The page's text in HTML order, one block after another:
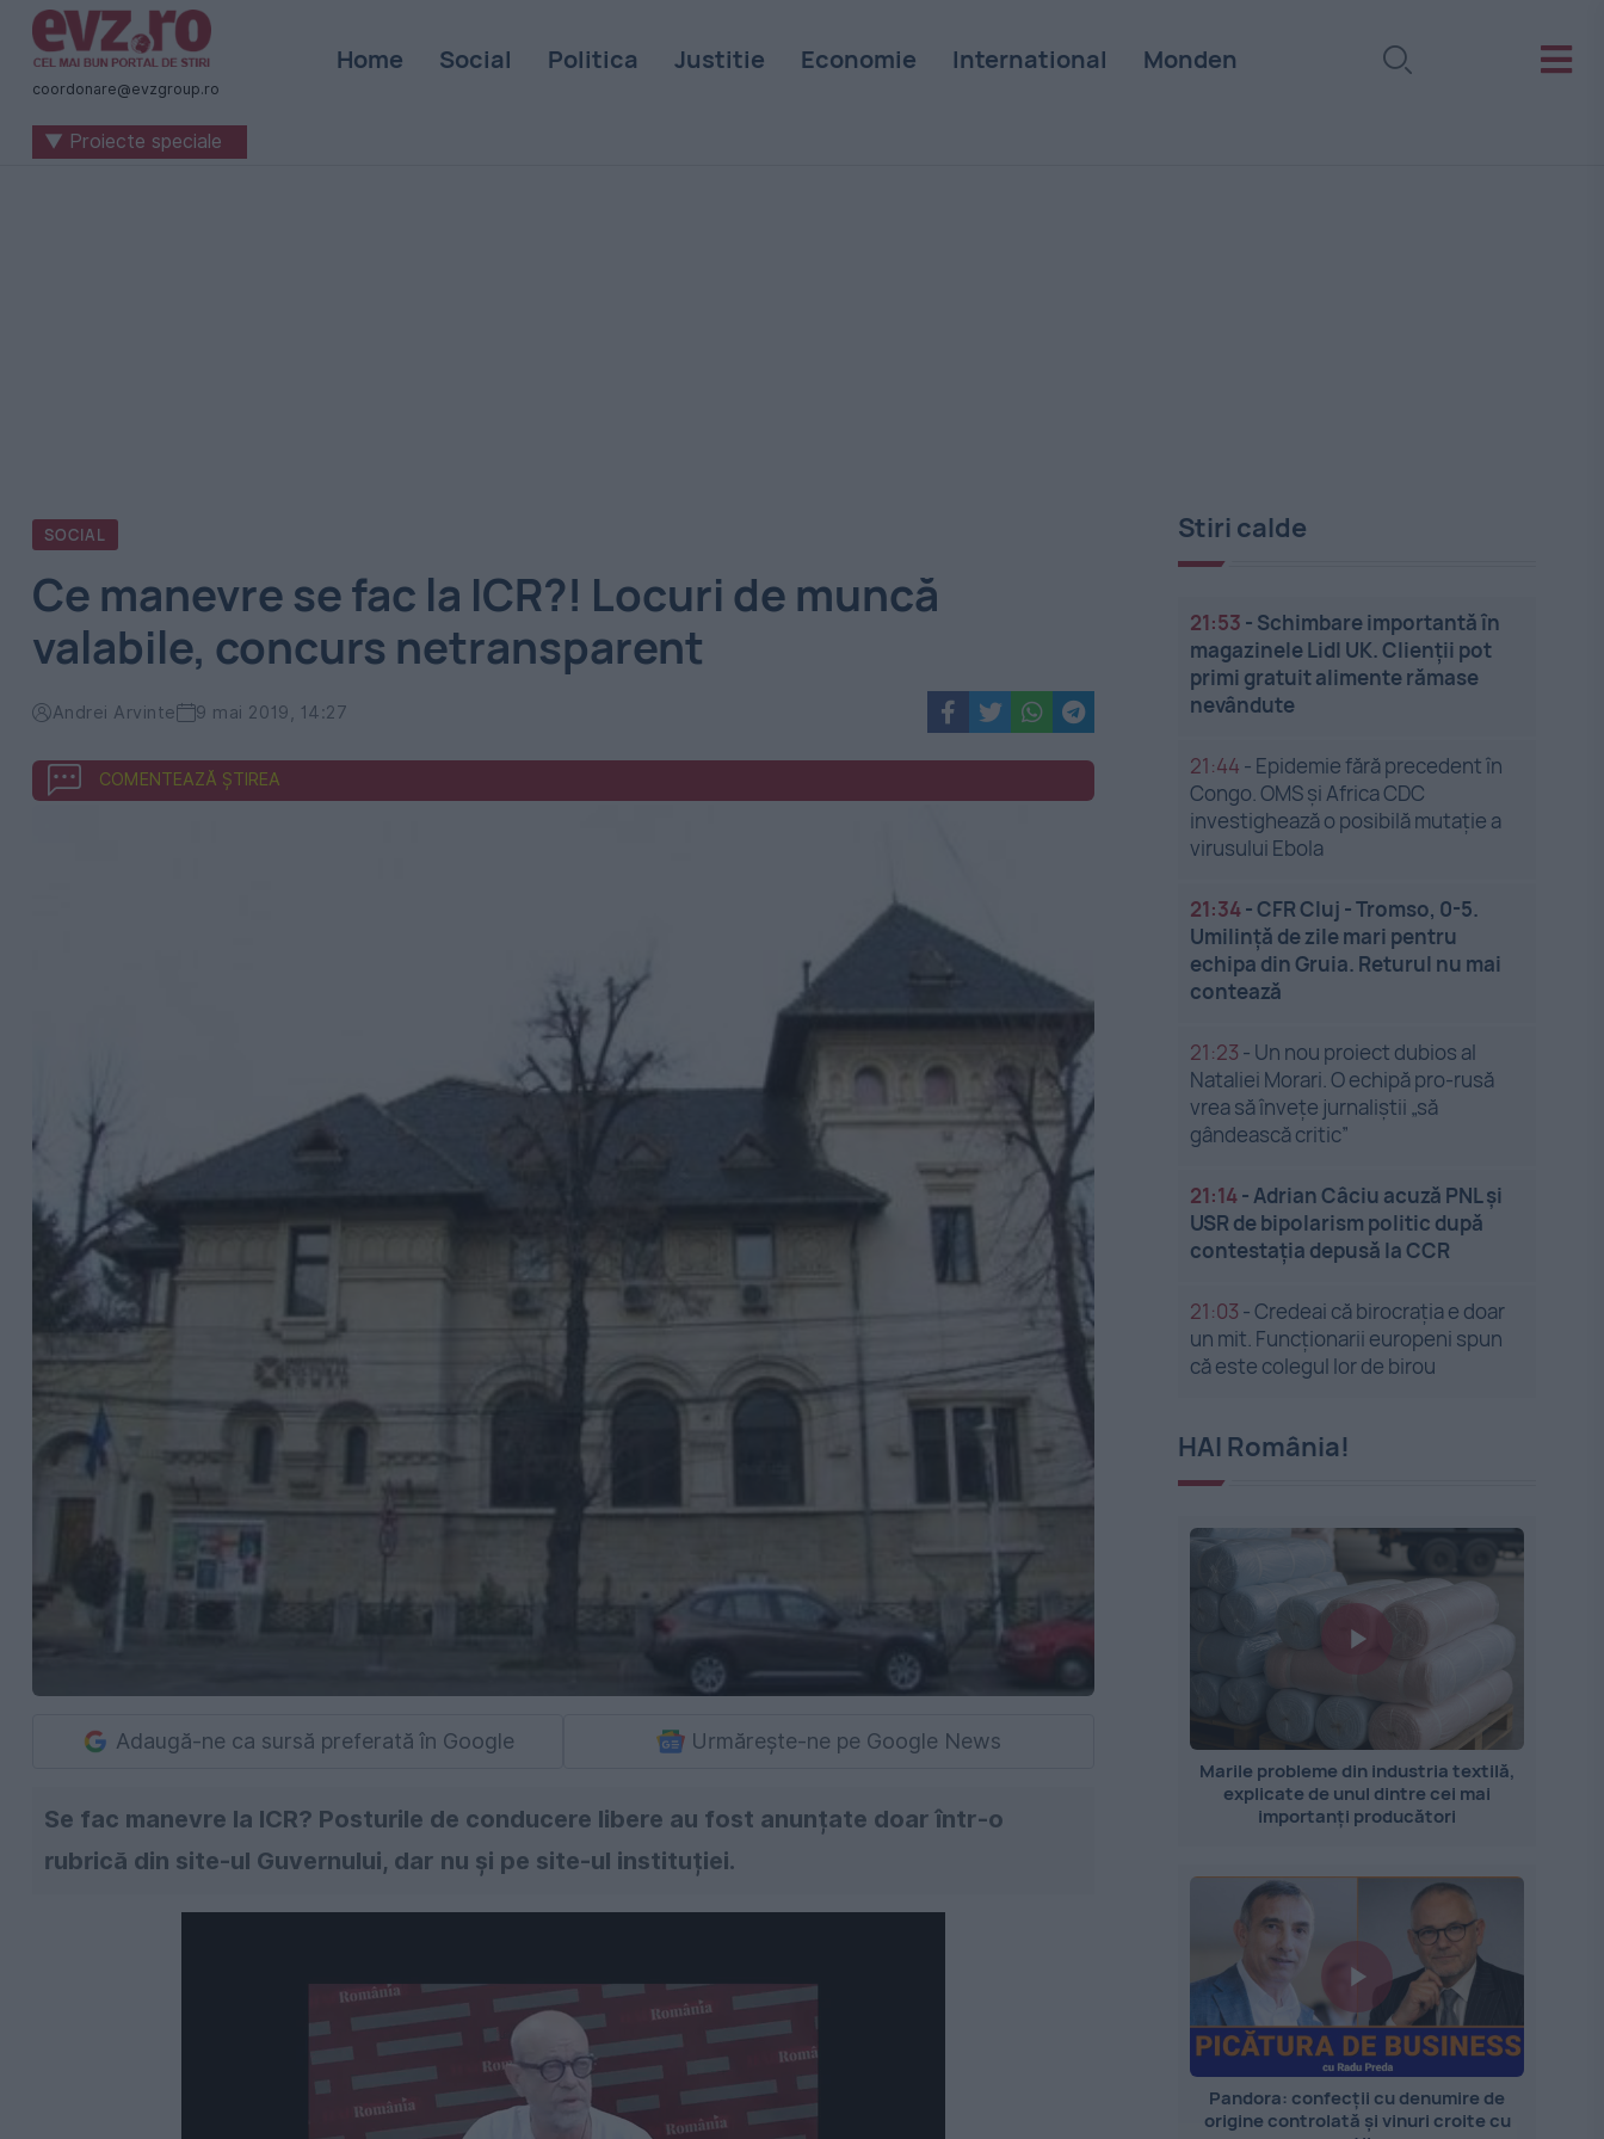
Știri
naționale
internaționale
coordonare@evzgroup.ro
Home Social Politica Justitie Economie International Monden
▼ Proiecte speciale
SOCIAL
Ce manevre se fac la ICR?! Locuri de muncă
valabile, concurs netransparent
Andrei Arvinte 9 mai 2019, 14:27
COMENTEAZĂ ȘTIREA
Adaugă-ne ca sursă preferată în Google Urmărește-ne pe Google News
Se fac manevre la ICR? Posturile de conducere libere au fost anunțate doar într-o
rubrică din site-ul Guvernului, dar nu și pe site-ul instituției.
Stiri calde
21:53 - Schimbare importantă în
magazinele Lidl UK. Clienții pot
primi gratuit alimente rămase
nevândute
21:44 - Epidemie fără precedent în
Congo. OMS și Africa CDC
investighează o posibilă mutație a
virusului Ebola
21:34-CFR Cluj - Tromso, 0-5.
Umilință de zile mari pentru
echipa din Gruia. Returul nu mai
contează
21:23 - Un nou proiect dubios al
Nataliei Morari. O echipă pro-rusă
vrea să înveţe jurnaliştii „să
gândească critic”
21:14-Adrian Câciu acuză PNL și
USR de bipolarism politic după
contestația depusă la CCR
21:03 -Credeai că birocrația e doar
un mit. Funcționarii europeni spun
că este colegul lor de birou
HAI România!
Marile probleme din industria textilă,
explicate de unul dintre cei mai
importanți producători
Pandora: confecții cu denumire de
origine controlată și vinuri croite cu